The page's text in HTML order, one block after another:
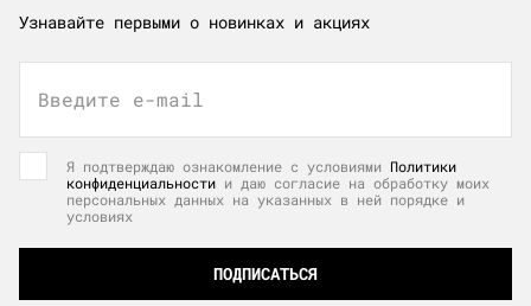
Узнавайте первыми о новинках и акциях
Введите e-mail
Я подтверждаю ознакомление с условиями Политики
конфиденциальности и даю согласие на обработку моих
персональных данных на указанных в ней порядке и
условиях
ПОДПИСАТЬСЯ